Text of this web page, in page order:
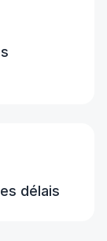
délais